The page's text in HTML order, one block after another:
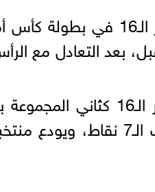
وتأهل منتخب مصر بشق الأنفس إلى
تعادلات خلف منتخب الرأس الأخضر